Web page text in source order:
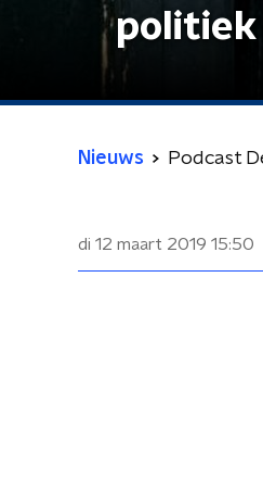
Nieuws Podcast
di 12 maart 2019 15:50